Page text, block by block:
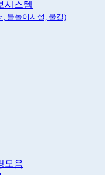
시스템
, 물놀이시설, 물길)
모음